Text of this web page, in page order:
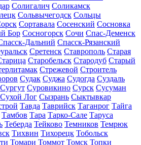
Солигалич Соликамск
Сольвычегодск Сольцы
Сортавала Сосенский Сосновка
Бор Сосногорск Сочи Спас-Деменск
Дальний Спасск-Рязанский
Сретенск Ставрополь Старая
Старобельск Стародуб Старый
Стрежевой Строитель
Судак Суджа Судогда Суздаль
Сургут Суровикино Сурск Сусуман
Сухой Лог Сызрань Сыктывкар
Тавда Таврийск Таганрог Тайга
Тамбов Тара Тарко-Сале Таруса
Теберда Тейково Темников Темрюк
Тихвин Тихорецк Тобольск
Томари Томмот Томск Топки